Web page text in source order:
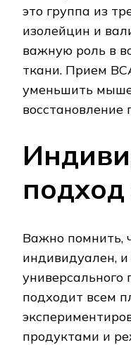
это группа из
изолейцин и
важную роль в
ткани. Прием
уменьшить
восстановление
Важно помнить,
индивидуален,
универсального
подходит всем
продуктами и